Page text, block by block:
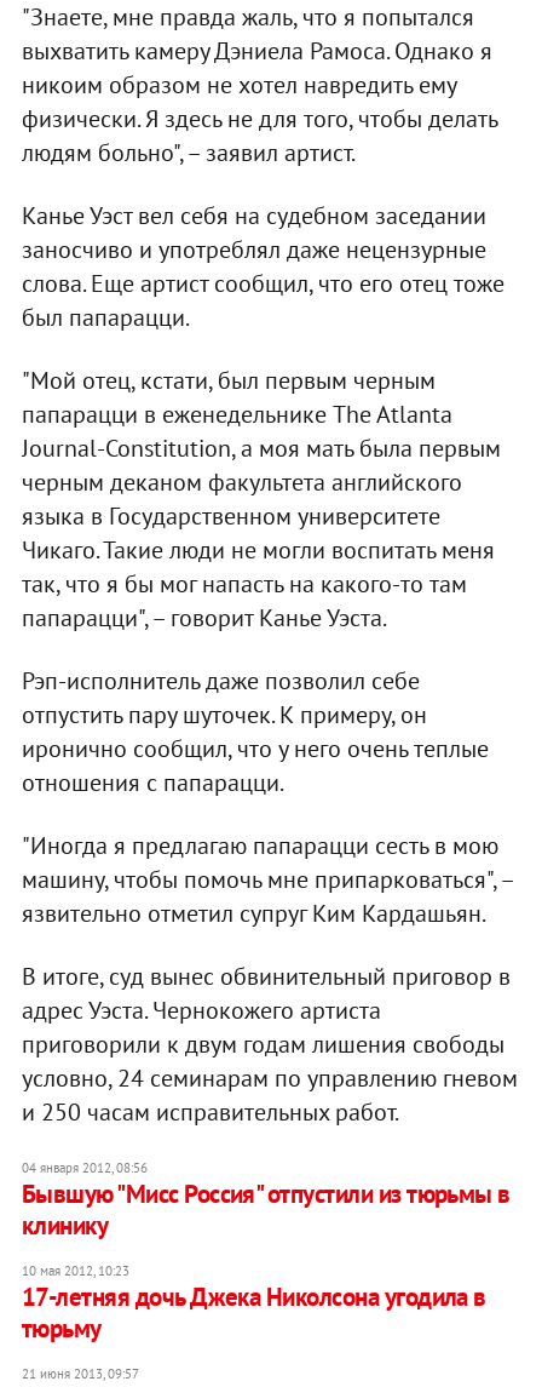
"Знаете, мне правда жаль, что я попытался
выхватить камеру Дэниела Рамоса. Однако я
никоим образом не хотел навредить ему
физически. Я здесь не для того, чтобы делать
людям больно", – заявил артист.
Канье Уэст вел себя на судебном заседании
заносчиво и употреблял даже нецензурные
слова. Еще артист сообщил, что его отец тоже
был папарацци.
"Мой отец, кстати, был первым черным
папарацци в еженедельнике The Atlanta
Journal-Constitution, а моя мать была первым
черным деканом факультета английского
языка в Государственном университете
Чикаго. Такие люди не могли воспитать меня
так, что я бы мог напасть на какого-то там
папарацци", – говорит Канье Уэста.
Рэп-исполнитель даже позволил себе
отпустить пару шуточек. К примеру, он
иронично сообщил, что у него очень теплые
отношения с папарацци.
"Иногда я предлагаю папарацци сесть в мою
машину, чтобы помочь мне припарковаться", –
язвительно отметил супруг Ким Кардашьян.
В итоге, суд вынес обвинительный приговор в
адрес Уэста. Чернокожего артиста
приговорили к двум годам лишения свободы
условно, 24 семинарам по управлению гневом
и 250 часам исправительных работ.
04 января 2012, 08:56
Бывшую "Мисс Россия" отпустили из тюрьмы в
клинику
10 мая 2012, 10:23
17-летняя дочь Джека Николсона угодила в
тюрьму
21 июня 2013, 09:57